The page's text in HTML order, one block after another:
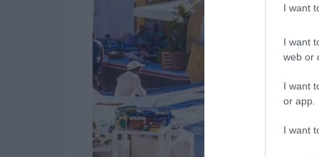
I want
I want
web or
I want
or app.
I want